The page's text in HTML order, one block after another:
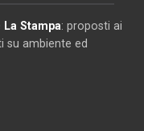
La Stampa: proposti ai
su ambiente ed